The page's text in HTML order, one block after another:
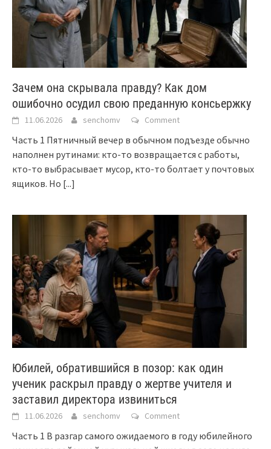
Зачем она скрывала правду? Как дом
ошибочно осудил свою преданную консьержку
11.06.2026 senchomv Comment
Часть 1 Пятничный вечер в обычном подъезде обычно
наполнен рутинами: кто-то возвращается с работы,
кто-то выбрасывает мусор, кто-то болтает у почтовых
ящиков. Но [...]
Юбилей, обратившийся в позор: как один
ученик раскрыл правду о жертве учителя и
заставил директора извиниться
11.06.2026 senchomv Comment
Часть 1 В разгар самого ожидаемого в году юбилейного